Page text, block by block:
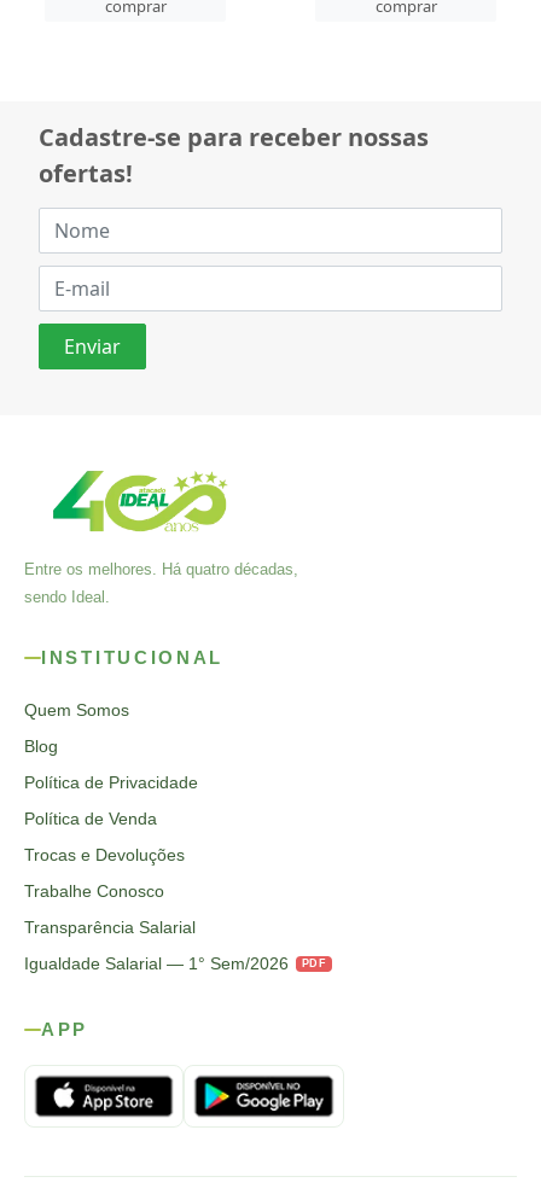
Cadastre-se para receber nossas
ofertas!
Entre os melhores. Há quatro décadas,
sendo Ideal.
INSTITUCIONAL
Quem Somos
Blog
Política de Privacidade
Política de Venda
Trocas e Devoluções
Trabalhe Conosco
Transparência Salarial
Igualdade Salarial — 1° Sem/2026
PDF
APP